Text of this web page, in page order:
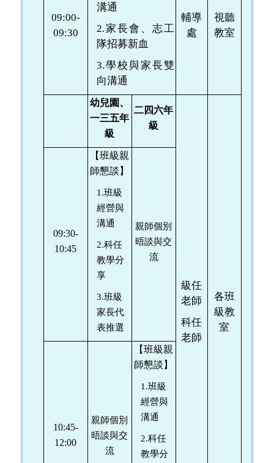
09:00-
09:30
溝通
2. 家長會、志工
隊招募新血
3.學校與家長雙
向溝通
輔導
處
視聽
教室
幼兒園、
一三五年
級
二四六年
級
級任
老師
科任
老師
各班
級教
室
09:30-
10:45
【班級親
師懇談】
1.班級
經營與
溝通
2.科任
教學分
享
3.班級
家長代
表推選
親師個別
晤談與交
流
10:45-
12:00
親師個別
晤談與交
流
【班級親
師懇談】
1.班級
經營與
溝通
2.科任
教學分